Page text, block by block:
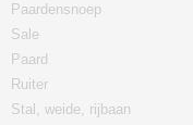
Paardensnoep
Sale
Paard
Ruiter
Stal, weide, rijbaan